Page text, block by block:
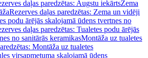
daļas paredzētas: Augstu iekārtsZema
Rezerves daļas paredzētas: Zema un vidēji
podu ārējās skalojamā ūdens tvertnes no
daļas paredzētas: Tualetes podu ārējās
no sanitārās keramikasMontāža uz tualetes
Montāža uz tualetes
virsapmetuma skalojamā ūdens